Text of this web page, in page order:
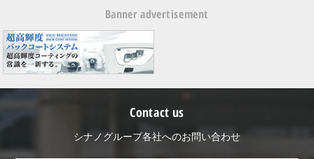
Banner advertisement
Contact us
シナノグループ各社へのお問い合わせ